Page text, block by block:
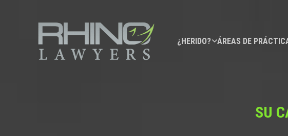
¿HERIDO? ÁREAS DE
SU